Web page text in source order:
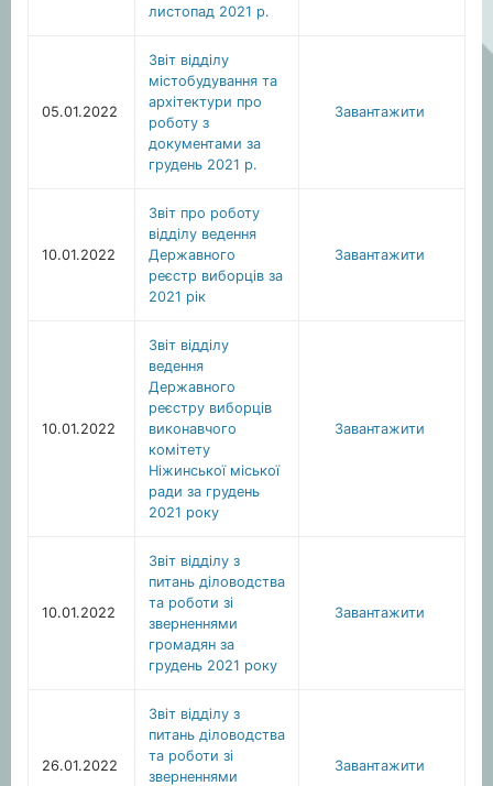
листопад 2021 р.
05.01.2022
Звіт відділу
містобудування та
архітектури про
роботу з
документами за
грудень 2021 р.
Завантажити
10.01.2022
Звіт про роботу
відділу ведення
Державного
реєстр виборців за
2021 рік
Завантажити
10.01.2022
Звіт відділу
ведення
Державного
реєстру виборців
виконавчого
комітету
Ніжинської міської
ради за грудень
2021 року
Завантажити
10.01.2022
Звіт відділу з
питань діловодства
та роботи зі
зверненнями
громадян за
грудень 2021 року
Завантажити
26.01.2022
Звіт відділу з
питань діловодства
та роботи зі
зверненнями
Завантажити